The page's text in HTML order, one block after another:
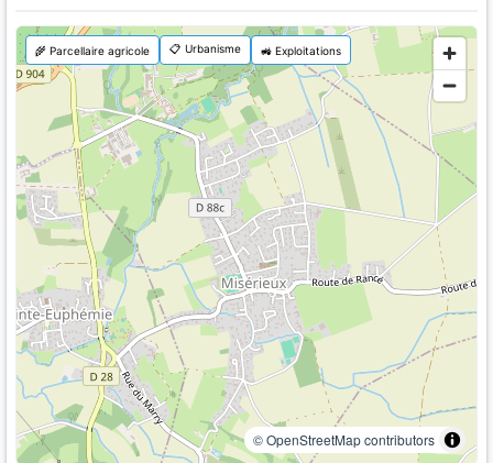
© OpenStreetMap contributors
🌾 Parcellaire agricole 📋 Urbanisme 🚜 Exploitations